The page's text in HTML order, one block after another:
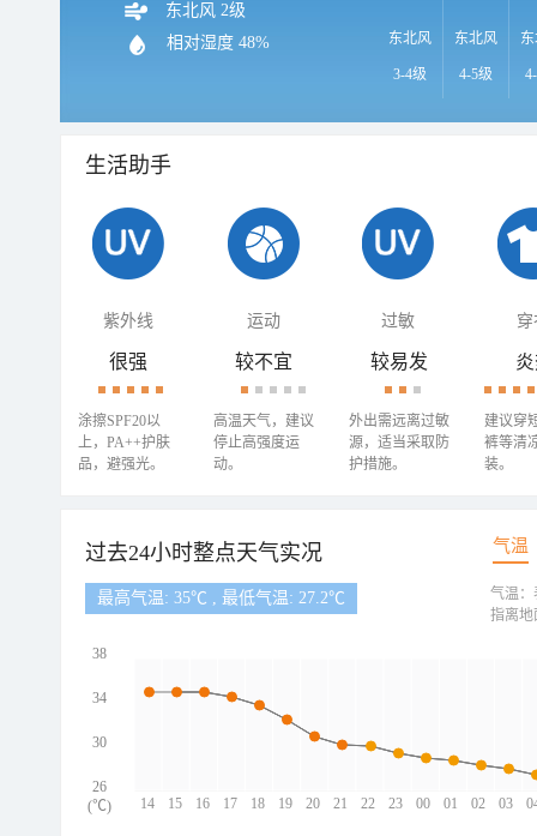
东北风 2级
相对湿度 48% 东北风
3-4级
东北风
4-5级
生活助手
紫外线 运动 过敏 穿
很强
涂擦SPF20以
上，PA++护肤
品，避强光。
较不宜
高温天气，建议
停止高强度运
动。
较易发
外出需远离过敏
源，适当采取防
护措施。
建议穿
裤等清
装。
过去24小时整点天气实况 气温
最高气温: 35℃ , 最低气温: 27.2℃
14 15 16 17 18 19 20 21 22 23 00 01 02 03
38
34
30
26
(℃)
气温：
指离地